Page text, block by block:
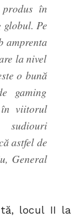
produs în
Pe
amprenta
la nivel
o bună
gaming
în viitorul
astfel de
General
locul II la